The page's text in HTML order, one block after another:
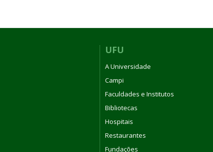
UFU
A Universidade
Campi
Faculdades e Institutos
Bibliotecas
Hospitais
Restaurantes
Fundações